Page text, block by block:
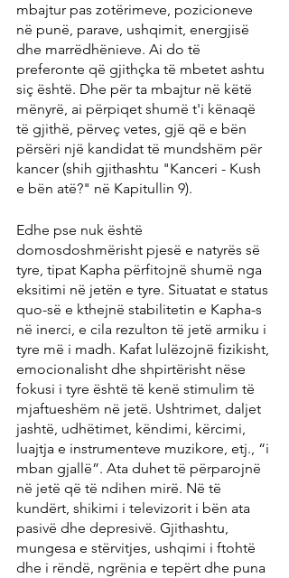
mbajtur pas zotërimeve, pozicioneve
në punë, parave, ushqimit, energjisë
dhe marrëdhënieve. Ai do të
preferonte që gjithçka të mbetet ashtu
siç është. Dhe për ta mbajtur në këtë
mënyrë, ai përpiqet shumë t'i kënaqë
të gjithë, përveç vetes, gjë që e bën
përsëri një kandidat të mundshëm për
kancer (shih gjithashtu "Kanceri - Kush
e bën atë?" në Kapitullin 9).
Edhe pse nuk është
domosdoshmërisht pjesë e natyrës së
tyre, tipat Kapha përfitojnë shumë nga
eksitimi në jetën e tyre. Situatat e status
quo-së e kthejnë stabilitetin e Kapha-s
në inerci, e cila rezulton të jetë armiku i
tyre më i madh. Kafat lulëzojnë fizikisht,
emocionalisht dhe shpirtërisht nëse
fokusi i tyre është të kenë stimulim të
mjaftueshëm në jetë. Ushtrimet, daljet
jashtë, udhëtimet, këndimi, kërcimi,
luajtja e instrumenteve muzikore, etj., “i
mban gjallë”. Ata duhet të përparojnë
në jetë që të ndihen mirë. Në të
kundërt, shikimi i televizorit i bën ata
pasivë dhe depresivë. Gjithashtu,
mungesa e stërvitjes, ushqimi i ftohtë
dhe i rëndë, ngrënia e tepërt dhe puna